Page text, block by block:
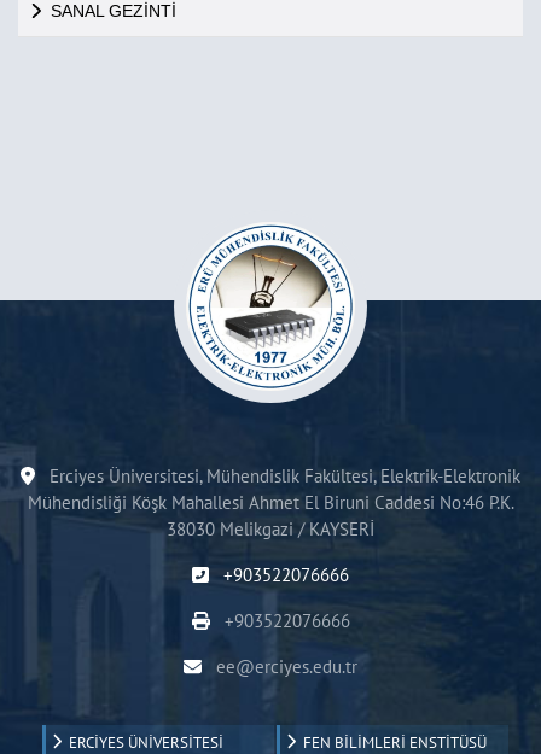
SANAL GEZİNTİ
Erciyes Üniversitesi, Mühendislik Fakültesi, Elektrik-Elektronik
Mühendisliği Köşk Mahallesi Ahmet El Biruni Caddesi No:46 P.K.
38030 Melikgazi / KAYSERİ
+903522076666
+903522076666
ee@erciyes.edu.tr
ERCİYES ÜNİVERSİTESİ FEN BİLİMLERİ ENSTİTÜSÜ